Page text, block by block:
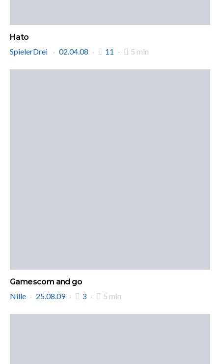
Hato
SpielerDrei
02.04.08 11 5 min
Gamescom and go
Nille
25.08.09 3 5 min